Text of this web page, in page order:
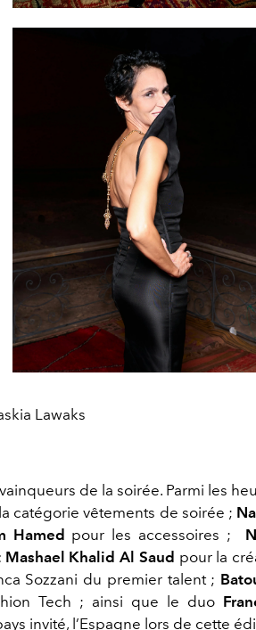
Lawaks
de la soirée. Parmi les
catégorie vêtements de soirée ;
Hamed pour les accessoires ;
Khalid Al Saud pour la
Sozzani du premier talent ;
Tech ; ainsi que le duo
invité, l’Espagne lors de cette